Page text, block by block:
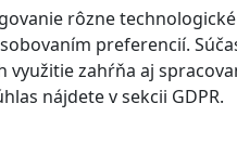
rôzne
preferencií.
zahŕňa aj
nájdete v sekcii GDPR.